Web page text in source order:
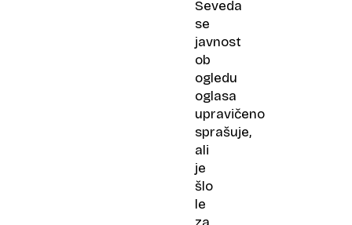
Seveda
se
javnost
ob
ogledu
oglasa
upravičeno
sprašuje,
ali
je
šlo
le